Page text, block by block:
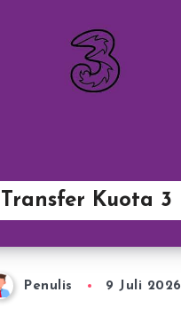
Kuota 3
Penulis 9 Juli 2026